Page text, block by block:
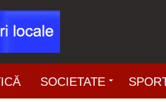
SOCIETATE